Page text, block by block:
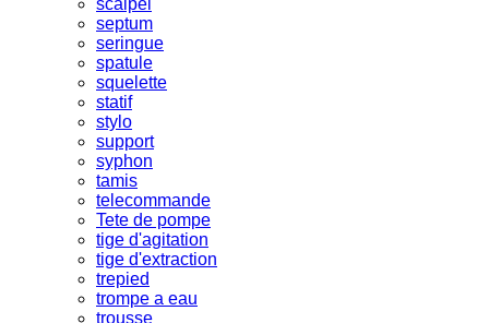
septum
seringue
spatule
squelette
statif
stylo
support
syphon
tamis
telecommande
Tete de pompe
tige d'agitation
tige d'extraction
trepied
trompe a eau
trousse